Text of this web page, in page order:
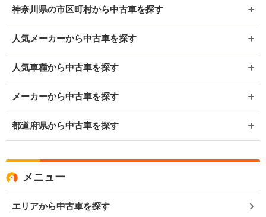
神奈川県の市区町村から中古車を探す
人気メーカーから中古車を探す
人気車種から中古車を探す
メーカーから中古車を探す
都道府県から中古車を探す
メニュー
エリアから中古車を探す